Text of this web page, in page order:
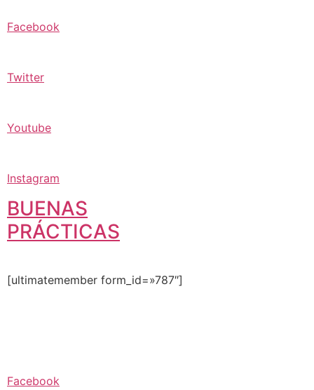
Facebook
Twitter
Youtube
Instagram
BUENAS
PRÁCTICAS
[ultimatemember form_id=»787″]
Facebook